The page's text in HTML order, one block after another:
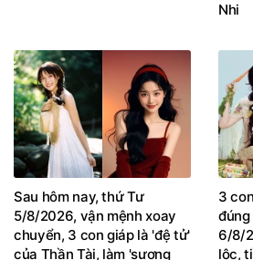
Nhi
Sau hôm nay, thứ Tư
5/8/2026, vận mệnh xoay
chuyển, 3 con giáp là 'đệ tử'
của Thần Tài, làm 'sương
3
6/8/
lộc,